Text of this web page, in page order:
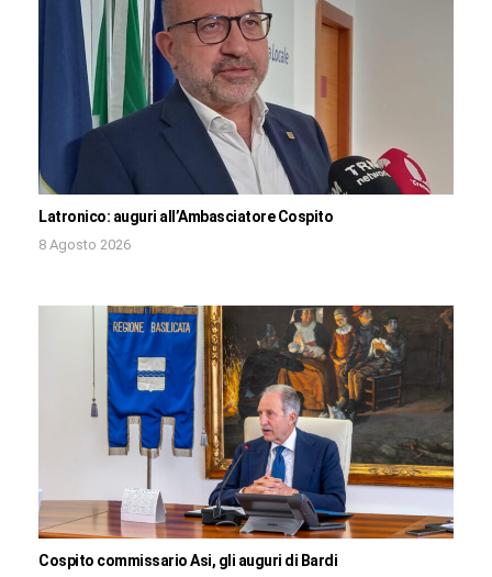
Latronico: auguri all’Ambasciatore Cospito
8 Agosto 2026
Cospito commissario Asi, gli auguri di Bardi